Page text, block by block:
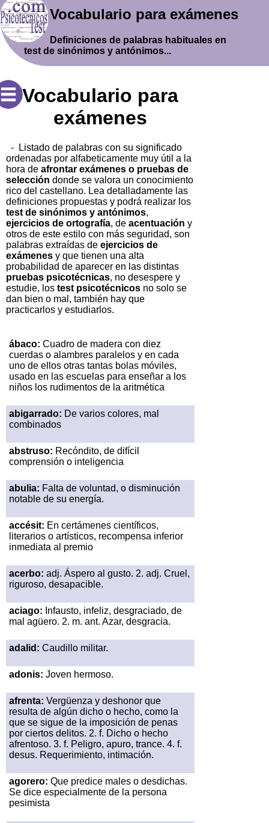
Vocabulario para exámenes
Definiciones de palabras habituales en
test de sinónimos y antónimos...
Vocabulario para
exámenes
-
Listado de palabras con su significado
ordenadas por alfabeticamente muy útil a la
hora de afrontar exámenes o pruebas de
selección donde se valora un conocimiento
rico del castellano. Lea detalladamente las
definiciones propuestas y podrá realizar los
test de sinónimos y antónimos,
ejercicios de ortografía, de acentuación y
otros de este estilo con más seguridad, son
palabras extraídas de ejercicios de
exámenes y que tienen una alta
probabilidad de aparecer en las distintas
pruebas psicotécnicas, no desespere y
estudie, los test psicotécnicos no solo se
dan bien o mal, también hay que
practicarlos y estudiarlos.
ábaco: Cuadro de madera con diez
cuerdas o alambres paralelos y en cada
uno de ellos otras tantas bolas móviles,
usado en las escuelas para enseñar a los
niños los rudimentos de la aritmética
abigarrado: De varios colores, mal
combinados
abstruso: Recóndito, de difícil
comprensión o inteligencia
abulia: Falta de voluntad, o disminución
notable de su energía.
accésit: En certámenes científicos,
literarios o artísticos, recompensa inferior
inmediata al premio
acerbo: adj. Áspero al gusto. 2. adj. Cruel,
riguroso, desapacible.
aciago: Infausto, infeliz, desgraciado, de
mal agüero. 2. m. ant. Azar, desgracia.
adalid: Caudillo militar.
adonis: Joven hermoso.
afrenta: Vergüenza y deshonor que
resulta de algún dicho o hecho, como la
que se sigue de la imposición de penas
por ciertos delitos. 2. f. Dicho o hecho
afrentoso. 3. f. Peligro, apuro, trance. 4. f.
desus. Requerimiento, intimación.
agorero: Que predice males o desdichas.
Se dice especialmente de la persona
pesimista